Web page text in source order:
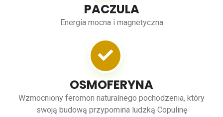
PACZULA
Energia mocna i magnetyczna
OSMOFERYNA
Wzmocniony feromon naturalnego pochodzenia, który
swoją budową przypomina ludzką Copulinę